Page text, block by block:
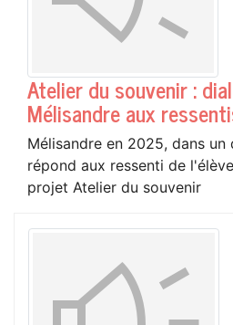
Atelier du souvenir :
Mélisandre aux
Mélisandre en 2025, dans un
répond aux ressenti de
projet Atelier du souvenir